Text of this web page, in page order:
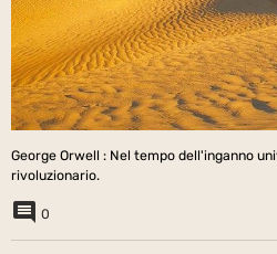
George Orwell : Nel tempo dell'inganno
rivoluzionario.
0